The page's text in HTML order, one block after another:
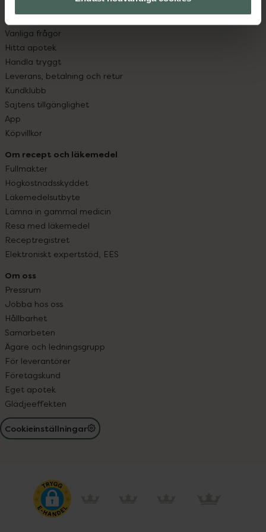
Kontakta oss
Vanliga frågor
Hitta apotek
Handla tryggt
Leverans, betalning och retur
Kundklubb
Sajtens tillgänglighet
App
Köpvillkor
Om recept och läkemedel
Fullmakter
Högkostnadsskyddet
Läkemedelsutbyte
Lämna in gammal medicin
Resa med läkemedel
Receptregistret
Elektroniskt expertstöd, EES
Om oss
Pressrum
Jobba hos oss
Hållbarhet
Samarbeten
Ägare och ledningsgrupp
För leverantörer
Företagskund
Eget apotek
Glädjeeffekten
Cookieinställningar